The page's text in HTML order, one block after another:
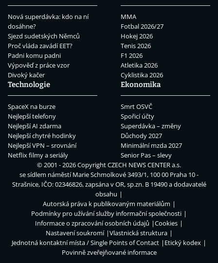
Nová superdávka: kdo na ní
dosáhne?
Sjezd sudetských Němců
Proč vláda zavádí EET?
Padni komu padni
Výpověď z práce vzor
Divoký kačer
MMA
Fotbal 2026/27
Hokej 2026
Tenis 2026
F1 2026
Atletika 2026
Cyklistika 2026
Technologie
SpaceX na burze
Nejlepší telefony
Nejlepší AI zdarma
Nejlepší chytré hodinky
Nejlepší VPN – srovnání
Netflix filmy a seriály
Ekonomika
Smrt OSVČ
Spořicí účty
Superdávka – změny
Důchody 2027
Minimální mzda 2027
Senior Pas – slevy
© 2001 - 2026 CopyrightCZECH NEWS CENTER a.s.
se sídlem náměstí Marie Schmolkové 3493/1, 100 00 Praha 10 -
Strašnice, IČO: 02346826, zapsána v OR, sp.zn. B 19490 a dodavatelé
obsahu
Autorská práva k publikovaným materiálům
Podmínky pro užívání služby informační společnosti
Informace o zpracování osobních údajů
Cookies
Nastavení soukromí
Vlastnická struktura
Jednotná kontaktní místa / Single Points of Contact
Etický kodex
Povinně zveřejňované informace